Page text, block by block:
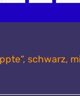
schwarz,